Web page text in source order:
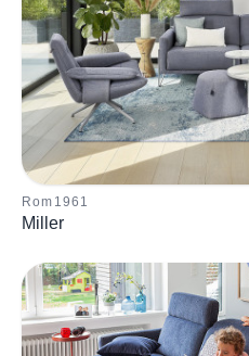
Rom1961
Miller